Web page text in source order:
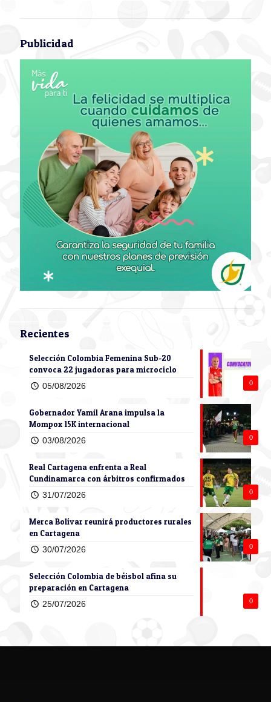
Publicidad
Recientes
0
Selección Colombia Femenina Sub-20
convoca 22 jugadoras para microciclo
05/08/2026
0
Gobernador Yamil Arana impulsa la
Mompox 15K internacional
03/08/2026
0
Real Cartagena enfrenta a Real
Cundinamarca con árbitros confirmados
31/07/2026
0
Merca Bolívar reunirá productores rurales
en Cartagena
30/07/2026
0
Selección Colombia de béisbol afina su
preparación en Cartagena
25/07/2026